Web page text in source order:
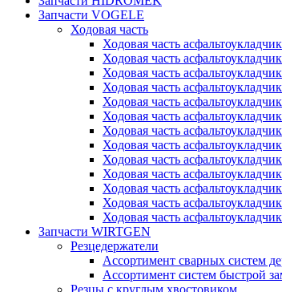
Запчасти VOGELE
Ходовая часть
Ходовая часть
Ходовая часть
Ходовая часть
Ходовая часть
Ходовая часть
Ходовая часть
Ходовая часть
Ходовая часть
Ходовая часть
Ходовая часть
Ходовая часть
Ходовая часть
Ходовая часть
Запчасти WIRTGEN
Резцедержатели
Ассортимент сварных систем
Ассортимент систем быстрой
Резцы с круглым хвостовиком